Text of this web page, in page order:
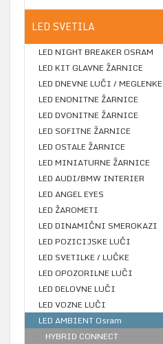
LED SVETILA
LED NIGHT BREAKER OSRAM
LED KIT GLAVNE ŽARNICE
LED DNEVNE LUČI / MEGLENKE
LED ENONITNE ŽARNICE
LED DVONITNE ŽARNICE
LED SOFITNE ŽARNICE
LED OSTALE ŽARNICE
LED MINIATURNE ŽARNICE
LED AUDI/BMW INTERIER
LED ANGEL EYES
LED ŽAROMETI
LED DINAMIČNI SMEROKAZI
LED POZICIJSKE LUČI
LED SVETILKE / LUČKE
LED OPOZORILNE LUČI
LED DELOVNE LUČI
LED VOZNE LUČI
LED AMBIENT Osram
HYBRID CONNECT